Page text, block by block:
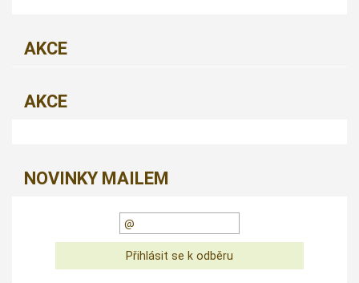
AKCE
AKCE
NOVINKY MAILEM